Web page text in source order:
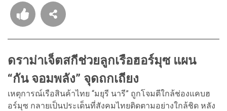
ดราม่าเจ็ตสกีช่วยลูกเรือฮอร์มุซ แผน
“กัน จอมพลัง” จุดถกเถียง
เหตุการณ์เรือสินค้าไทย “มยุรี นารี” ถูกโจมตีใกล้ช่องแคบฮ
อร์มุซ กลายเป็นประเด็นที่สังคมไทยติดตามอย่างใกล้ชิด หลัง